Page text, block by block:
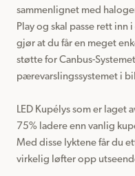
sammenlignet med
Play og skal passe rett
gjør at du får en meget
støtte for Canbus-
pærevarslingssystemet i
LED Kupélys som er laget
75% ladere enn vanlig
Med disse lyktene får du
virkelig løfter opp